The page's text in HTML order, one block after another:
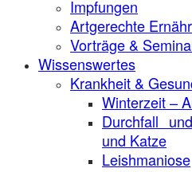
Impfungen
Artgerechte
Vorträge &
Wissenswertes
Krankheit &
Winterzeit –
Durchfall
und Katze
Leishmaniose